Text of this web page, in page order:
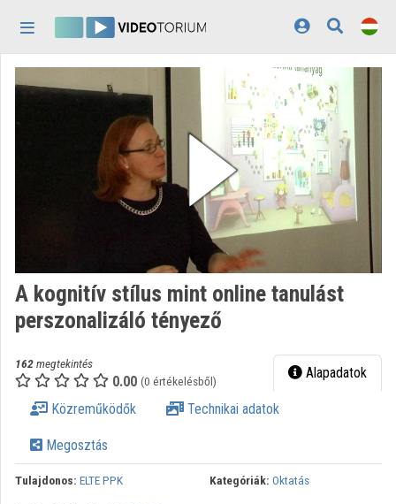
Közreműködők
A kognitív stílus mint online tanulást
perszonalizáló tényező
162megtekintés
0.00 (0 értékelésből) Alapadatok
Közreműködők Technikai adatok
Megosztás
Tulajdonos: ELTE PPK Kategóriák: Oktatás